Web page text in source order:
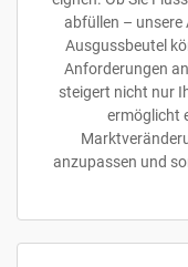
abfüllen – unsere
Ausgussbeutel
Anforderungen
steigert nicht nur
ermöglicht
anzupassen und